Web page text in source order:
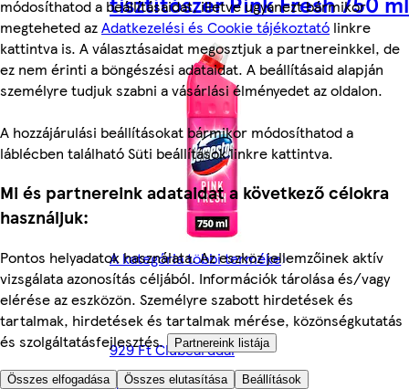
módosíthatod a beállításaidat, illetve ugyanezt bármikor
megteheted azAdatkezelési és Cookie tájékoztató linkre
kattintva is. A választásaidat megosztjuk a partnereinkkel, de
ez nem érinti a böngészési adataidat. A beállításaid alapján
személyre tudjuk szabni a vásárlási élményedet az oldalon.
A hozzájárulási beállításokat bármikor módosíthatod a
láblécben található Süti beállítások linkre kattintva.
Mi és partnereink adataidat a következő célokra
használjuk:
Pontos helyadatok használata. Az eszköz jellemzőinek aktív
vizsgálata azonosítás céljából. Információk tárolása és/vagy
elérése az eszközön. Személyre szabott hirdetések és
tartalmak, hirdetések és tartalmak mérése, közönségkutatás
és szolgáltatásfejlesztés.
Partnereink listája
Összes elfogadása Összes elutasítása Beállítások
A kategória többi terméke
929 Ft Clubcarddal